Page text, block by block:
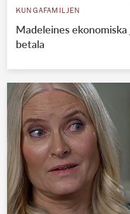
KUNGAFAMILJEN
Madeleines
betala